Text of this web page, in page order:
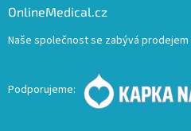
OnlineMedical.cz
Naše společnost se zabývá
Podporujeme: